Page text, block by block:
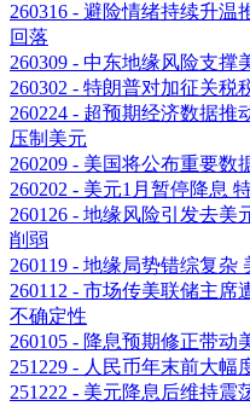
260316 - 避险情绪持续升
回落
260309 - 中东地缘风险支撑
260302 - 特朗普对加征关
260224 - 超预期经济数据
压制美元
260209 - 美国将公布重要数
260202 - 美元1月暂停降息
260126 - 地缘风险引发去
削弱
260119 - 地缘局势错综复杂
260112 - 市场传美联储主
不确定性
260105 - 降息预期修正带
251229 - 人民币年末前大
251222 - 美元降息后维持